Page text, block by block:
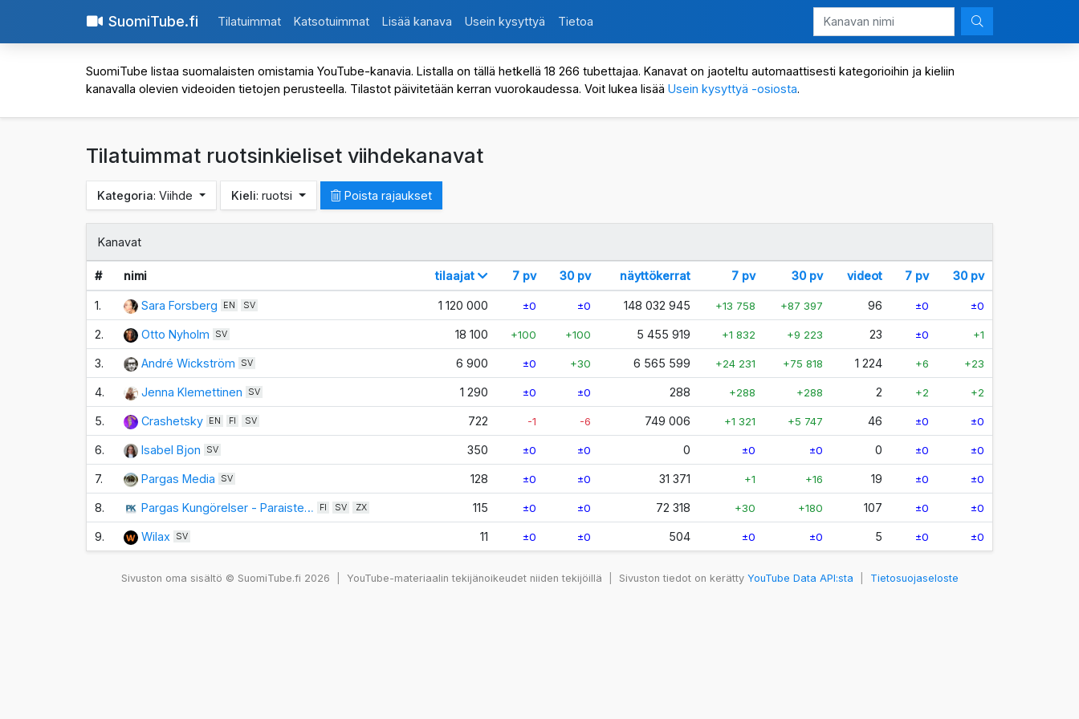
SuomiTube.fi Tilatuimmat Katsotuimmat Lisää kanava Usein kysyttyä Tietoa
SuomiTube listaa suomalaisten omistamia YouTube-kanavia. Listalla on tällä hetkellä 18 266 tubettajaa. Kanavat on jaoteltu automaattisesti kategorioihin ja kieliin
kanavalla olevien videoiden tietojen perusteella. Tilastot päivitetään kerran vuorokaudessa. Voit lukea lisää Usein kysyttyä -osiosta.
Tilatuimmat ruotsinkieliset viihdekanavat
Kategoria: Viihde Kieli: ruotsi Poista rajaukset
Kanavat
# nimi tilaajat 7 pv 30 pv näyttökerrat 7 pv 30 pv videot 7 pv 30 pv
1. Sara Forsberg EN SV 1 120 000 ±0 ±0 148 032 945 +13 758 +87 397 96 ±0 ±0
2. Otto Nyholm SV 18 100 +100 +100 5 455 919 +1 832 +9 223 23 ±0 +1
3. André Wickström SV 6 900 ±0 +30 6 565 599 +24 231 +75 818 1 224 +6 +23
4. Jenna Klemettinen SV 1 290 ±0 ±0 288 +288 +288 2 +2 +2
5. Crashetsky EN FI SV 722 -1 -6 749 006 +1 321 +5 747 46 ±0 ±0
6. Isabel Bjon SV 350 ±0 ±0 0 ±0 ±0 0 ±0 ±0
7. Pargas Media SV 128 ±0 ±0 31 371 +1 +16 19 ±0 ±0
8. Pargas Kungörelser - Paraiste… FI SV ZX 115 ±0 ±0 72 318 +30 +180 107 ±0 ±0
9. Wilax SV 11 ±0 ±0 504 ±0 ±0 5 ±0 ±0
Sivuston oma sisältö © SuomiTube.fi 2026 YouTube-materiaalin tekijänoikeudet niiden tekijöillä Sivuston tiedot on kerätty YouTube Data API:sta Tietosuojaseloste